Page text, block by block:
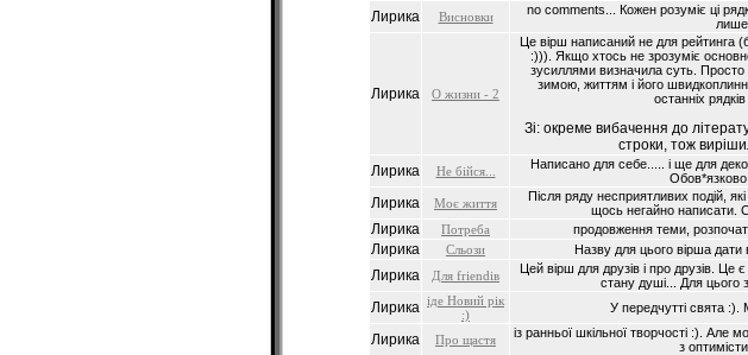
Лирика
Висновки
no comments... Кожен розумiє цi
лише
Лирика О жизни - 2
Це вiрш написаний не для рейтинга
:))). Якщо хтось не зрозумiє
зусиллями визначила суть. Просто
зимою, життям i його
останнiх
Зi: окреме вибачення до
строки, тож
Лирика Не бiйся...
Написано для себе..... i ще для
Лирика
Моє життя
Пiсля ряду несприятливих подiй,
щось негайно написати.
Лирика
Потреба продовження теми,
Лирика
Сльози Назву для цього вiрша дати
Лирика
Для friendiв
Цей вiрш для друзiв i про друзiв. Це
стану душi... Для цього
Лирика iде Новий рiк
:)
У передчуттi свята
Лирика
Про щастя
iз ранньої шкiльної творчостi :). Але
з